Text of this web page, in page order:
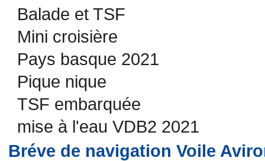
Balade et TSF
Mini croisière
Pays basque 2021
Pique nique
TSF embarquée
mise à l'eau VDB2 2021
Bréve de navigation Voile